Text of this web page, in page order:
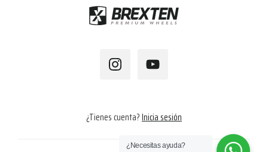
¿Tienes cuenta?Inicia sesión
¿Necesitas ayuda?